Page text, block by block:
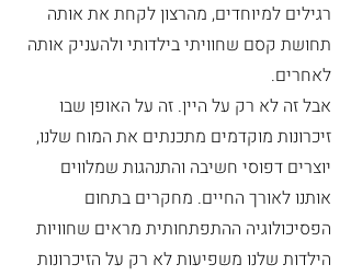
רגילים למיוחדים, מהרצון לקחת את אותה
תחושת קסם שחוויתי בילדותי ולהעניק אותה
לאחרים.
אבל זה לא רק על היין. זה על האופן שבו
זיכרונות מוקדמים מתכנתים את המוח שלנו,
יוצרים דפוסי חשיבה והתנהגות שמלווים
אותנו לאורך החיים. מחקרים בתחום
הפסיכולוגיה ההתפתחותית מראים שחוויות
הילדות שלנו משפיעות לא רק על הזיכרונות